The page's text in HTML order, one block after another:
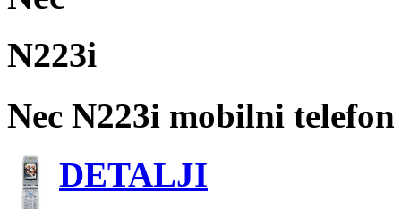
N223i
Nec N223i mobilni telefon
DETALJI